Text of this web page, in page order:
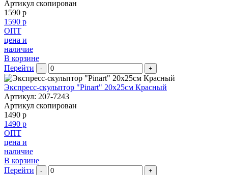
Артикул скопирован
1590 р
1590 р
ОПТ
цена и
наличие
В корзине
Перейти
- +
Экспресс-скульптор "Pinart" 20х25см Красный
Артикул: 207-7243
Артикул скопирован
1490 р
1490 р
ОПТ
цена и
наличие
В корзине
Перейти
- +